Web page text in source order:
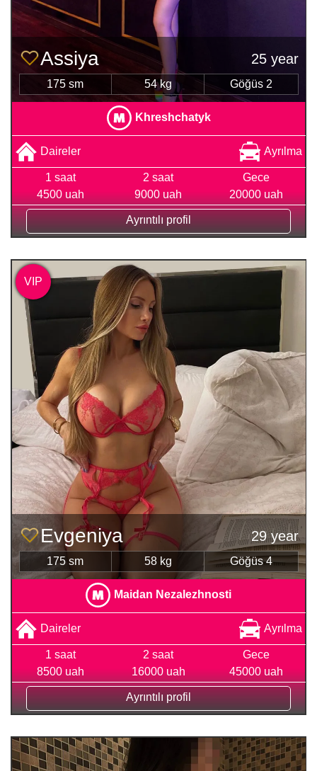
Assiya 25 year
175 sm 54 kg Göğüs 2
Khreshchatyk
Daireler Ayrılma
1 saat
4500 uah
2 saat
9000 uah
Gece
20000 uah
Ayrıntılı profil
Evgeniya 29 year
175 sm 58 kg Göğüs 4
Maidan Nezalezhnosti
Daireler Ayrılma
1 saat
8500 uah
2 saat
16000 uah
Gece
45000 uah
Ayrıntılı profil
VIP